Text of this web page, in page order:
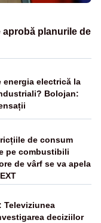
aprobă planurile de
energia electrică la
Bolojan:
de consum
pe combustibili
de vârf se va apela
Televiziunea
deciziilor